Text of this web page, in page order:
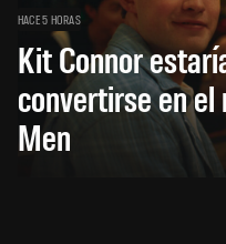
HACE 5 HORAS
Kit Connor
convertirse en el
Men